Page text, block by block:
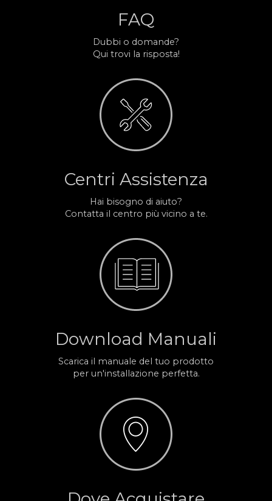
FAQ
Dubbi o domande?
Qui trovi la risposta!
Centri Assistenza
Hai bisogno di aiuto?
Contatta il centro più vicino a te.
Download Manuali
Scarica il manuale del tuo prodotto
per un'installazione perfetta.